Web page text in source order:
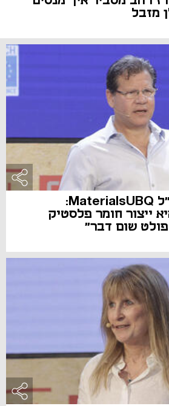
מזבל
מנכ"ל MaterialsUBQ:
ייצור חומר פלסטיק
שום דבר"